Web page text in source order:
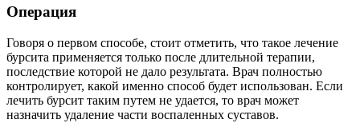
Операция
Говоря о первом способе, стоит отметить, что такое лечение
бурсита применяется только после длительной терапии,
последствие которой не дало результата. Врач полностью
контролирует, какой именно способ будет использован. Если
лечить бурсит таким путем не удается, то врач может
назначить удаление части воспаленных суставов.